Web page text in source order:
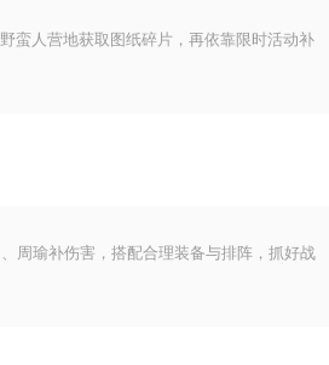
蛮人营地获取图纸碎片，再依靠限时活动补
周瑜补伤害，搭配合理装备与排阵，抓好战